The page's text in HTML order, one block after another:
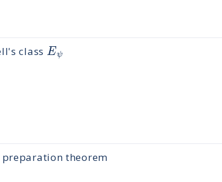
class Eψ
theorem